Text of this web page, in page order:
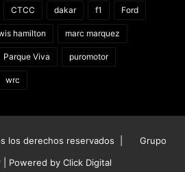
CTCC dakar f1 Ford
hamilton marc marquez
Parque Viva puromotor
wrc
los derechos reservados |
Grupo
| Powered by Click Digital